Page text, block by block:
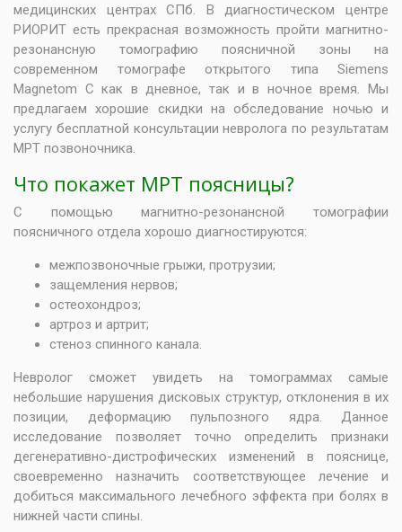
медицинских центрах СПб. В диагностическом центре
РИОРИТ есть прекрасная возможность пройти магнитно-
резонансную томографию поясничной зоны на
современном томографе открытого типа Siemens
Magnetom C как в дневное, так и в ночное время. Мы
предлагаем хорошие скидки на обследование ночью и
услугу бесплатной консультации невролога по результатам
МРТ позвоночника.
Что покажет МРТ поясницы?
С помощью магнитно-резонансной томографии
поясничного отдела хорошо диагностируются:
межпозвоночные грыжи, протрузии;
защемления нервов;
остеохондроз;
артроз и артрит;
стеноз спинного канала.
Невролог сможет увидеть на томограммах самые
небольшие нарушения дисковых структур, отклонения в их
позиции, деформацию пульпозного ядра. Данное
исследование позволяет точно определить признаки
дегенеративно-дистрофических изменений в пояснице,
своевременно назначить соответствующее лечение и
добиться максимального лечебного эффекта при болях в
нижней части спины.